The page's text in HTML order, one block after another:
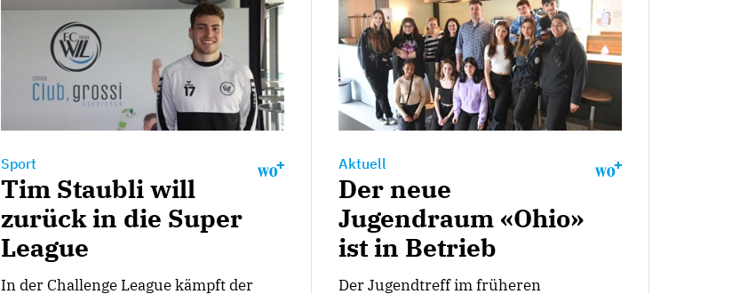
Sport
Tim Staubli will
zurück in die Super
League
In der Challenge League kämpft der
Aktuell
Der neue
Jugendraum «Ohio»
ist in Betrieb
Der Jugendtreff im früheren